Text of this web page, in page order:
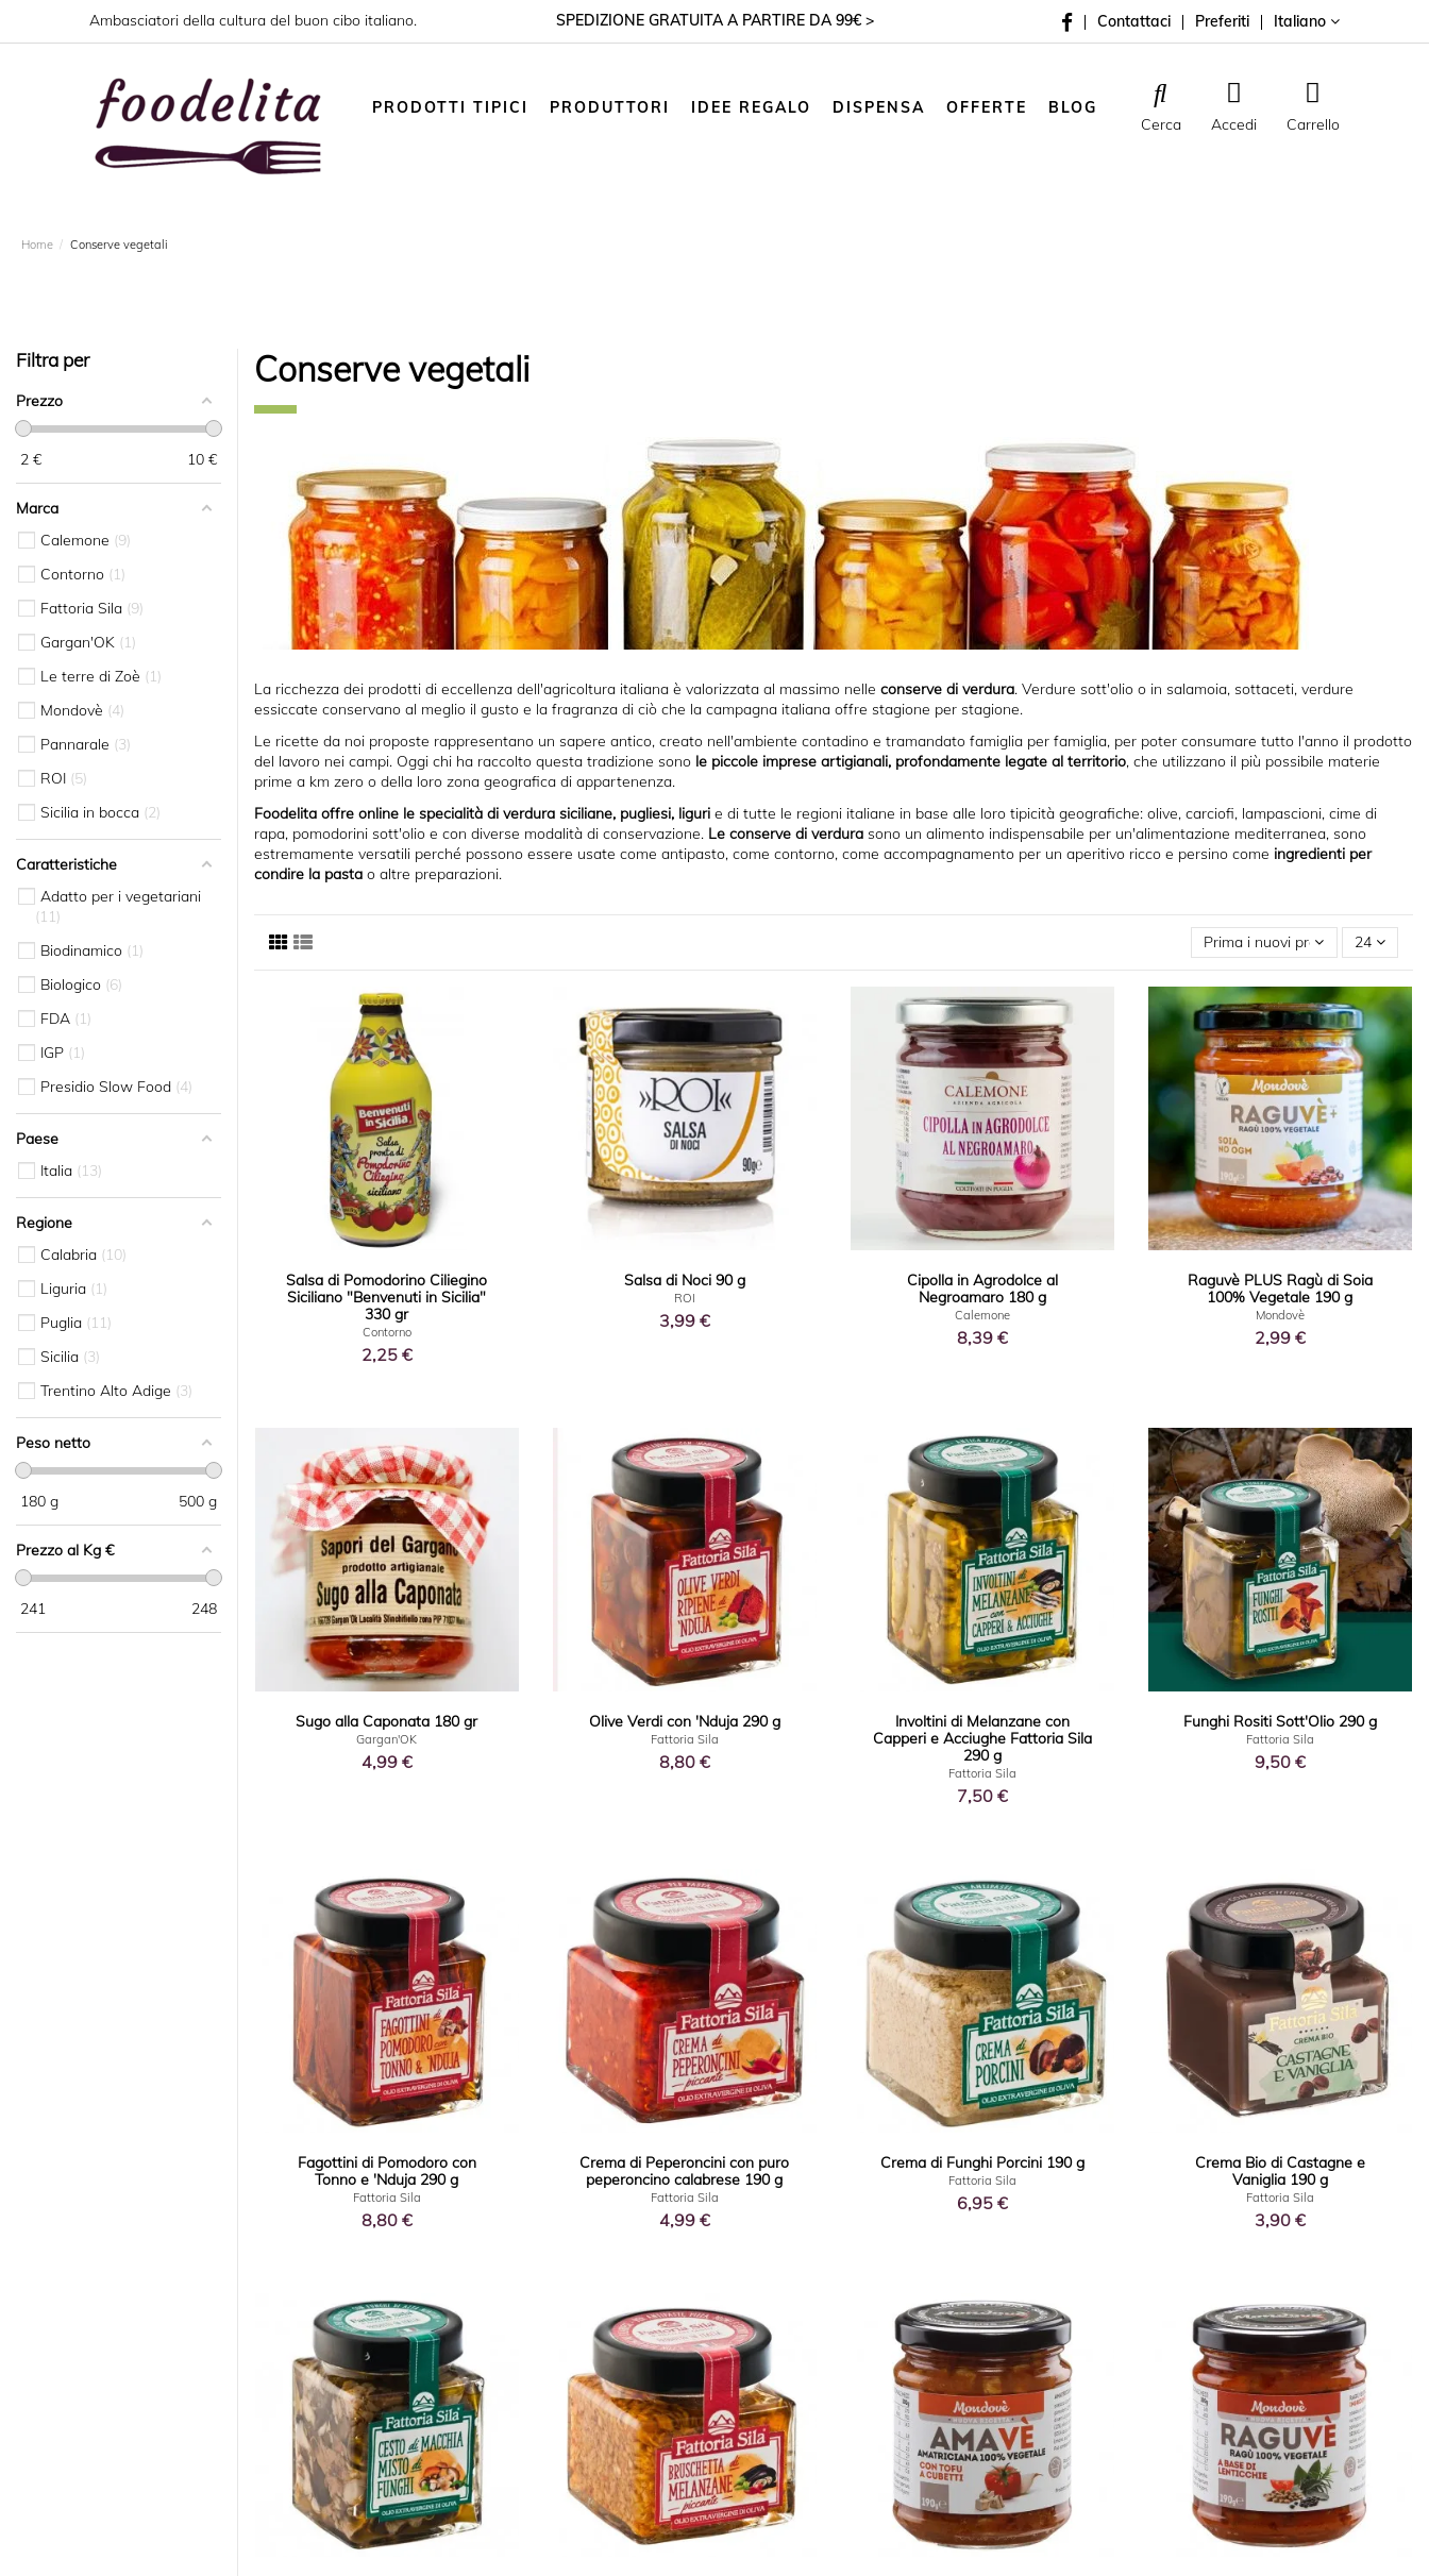
Ambasciatori della cultura del buon cibo italiano. SPEDIZIONE GRATUITA A PARTIRE DA 99€ > Contattaci Preferiti Italiano
PRODOTTI TIPICI PRODUTTORI IDEE REGALO DISPENSA OFFERTE
BLOG
Cerca
Accedi Carrello
Home Conserve vegetali
Conserve vegetali
La ricchezza dei prodotti di eccellenza dell'agricoltura italiana è valorizzata al massimo nelle conserve di verdura. Verdure sott'olio o in salamoia, sottaceti, verdure
essiccate conservano al meglio il gusto e la fragranza di ciò che la campagna italiana offre stagione per stagione.
Le ricette da noi proposte rappresentano un sapere antico, creato nell'ambiente contadino e tramandato famiglia per famiglia, per poter consumare tutto l'anno il prodotto
del lavoro nei campi. Oggi chi ha raccolto questa tradizione sono le piccole imprese artigianali, profondamente legate al territorio, che utilizzano il più possibile materie
prime a km zero o della loro zona geografica di appartenenza.
Foodelita offre online le specialità di verdura siciliane, pugliesi, liguri e di tutte le regioni italiane in base alle loro tipicità geografiche: olive, carciofi, lampascioni, cime di
rapa, pomodorini sott'olio e con diverse modalità di conservazione. Le conserve di verdura sono un alimento indispensabile per un'alimentazione mediterranea, sono
estremamente versatili perché possono essere usate come antipasto, come contorno, come accompagnamento per un aperitivo ricco e persino come ingredienti per
condire la pasta o altre preparazioni.
Prima i nuovi prodotti 24
Salsa di Pomodorino Ciliegino
Siciliano "Benvenuti in Sicilia"
330 gr
Contorno
2,25 €
Salsa di Noci 90 g
ROI
3,99 €
Cipolla in Agrodolce al
Negroamaro 180 g
Calemone
8,39 €
Raguvè PLUS Ragù di Soia
100% Vegetale 190 g
Mondovè
2,99 €
Sugo alla Caponata 180 gr
Gargan'OK
4,99 €
Olive Verdi con 'Nduja 290 g
Fattoria Sila
8,80 €
Involtini di Melanzane con
Capperi e Acciughe Fattoria Sila
290 g
Fattoria Sila
7,50 €
Funghi Rositi Sott'Olio 290 g
Fattoria Sila
9,50 €
Fagottini di Pomodoro con
Tonno e 'Nduja 290 g
Fattoria Sila
8,80 €
Crema di Peperoncini con puro
peperoncino calabrese 190 g
Fattoria Sila
4,99 €
Crema di Funghi Porcini 190 g
Fattoria Sila
6,95 €
Crema Bio di Castagne e
Vaniglia 190 g
Fattoria Sila
3,90 €
Filtra per
Prezzo
2 € 10 €
Marca
Calemone 9
Contorno 1
Fattoria Sila 9
Gargan'OK 1
Le terre di Zoè
1
Mondovè 4
Pannarale 3
ROI 5
Sicilia in bocca 2
Caratteristiche
Adatto per i vegetariani
11
Biodinamico 1
Biologico 6
FDA 1
IGP 1
Presidio Slow Food 4
Paese
Italia 13
Regione
Calabria 10
Liguria 1
Puglia 11
Sicilia 3
Trentino Alto Adige 3
Peso netto
180 g 500 g
Prezzo al Kg €
241 248